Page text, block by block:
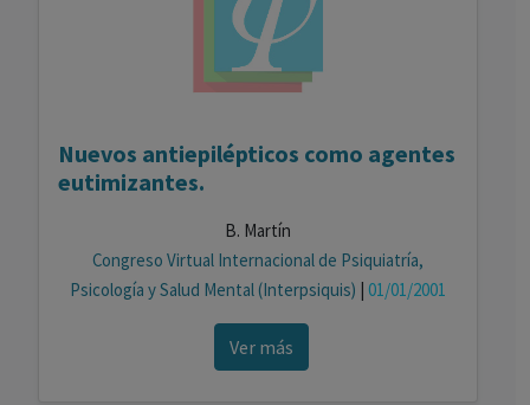
Nuevos antiepilépticos como agentes
eutimizantes.
B. Martín
Congreso Virtual Internacional de Psiquiatría,
Psicología y Salud Mental (Interpsiquis) | 01/01/2001
Ver más